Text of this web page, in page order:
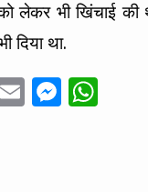
लेकर भी खिंचाई की
दिया था.
E
M